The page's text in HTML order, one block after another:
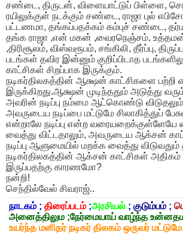
சண்டை, திருடன், விளையாட்டுப் பிள்ளை,
ரயிலுக்குள் நடக்கும் சண்டை, ராஜா புல்
பட்டணமா, தங்கப்பதக்கம் கம்புச் சண்டை,
தங்க ராஜா ,என் மகன் ,வைரநெஞ்சம்,
,திரிசூலம், விஸ்வரூபம், சங்கிலி, தீர்ப்பு,
படங்கள் தவிர இன்னும் குறிப்பிடாத
காட்சிகள் சிறப்பாக இருக்கும்.
நடிகர்திலகத்தின் ஆக்ஷன் காட்சிகளை பற்றி
இருக்கிறது.ஆக்ஷன் முடிந்ததும் அடுத்து
அவரின் நடிப்பு நம்மை ஆட்கொண்டு
அவருடைய நடிப்பை மட்டுமே சிலாகித்துப்
என்றாலே நடிப்பு என்ற வரையறைக்குள்ளேயே
வைத்து விட்டதாலும், அவருடைய ஆக்சன்
நடிப்பு ஆளுமையில் மறக்க வைத்து
நடிகர்திலகத்தின் ஆக்சன் காட்சிகள் அதிகம்
இருப்பதற்கு காரணமோ?
நன்றி!
செந்தில்வேல் சிவராஜ்..
நாடகம் ; திரைப்படம் ;அரசியல் ; குடும்பம் ;
அனைத்திலும ;நேர்மையாய் வாழ்ந்த
உயர்ந்த மனிதர் நடிகர் திலகம் ஒருவர்